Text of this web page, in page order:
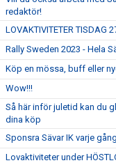
redaktör!
LOVAKTIVITETER TISDAG
Rally Sweden 2023 - Hela
Köp en mössa, buff eller
Wow!!!
Så här inför juletid kan du
dina köp
Sponsra Sävar IK varje
Lovaktiviteter under